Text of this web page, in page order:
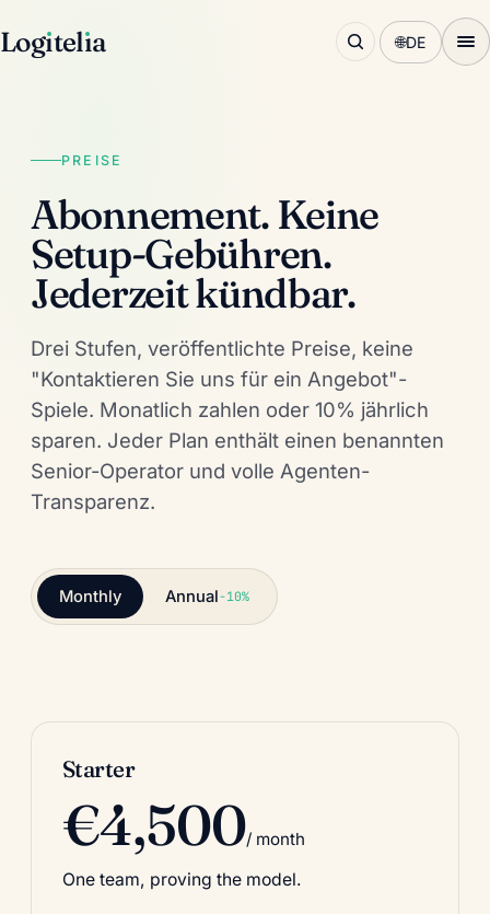
Logıtelıa 🌐DE
PREISE
Abonnement. Keine
Setup-Gebühren.
Jederzeit kündbar.
Drei Stufen, veröffentlichte Preise, keine
"Kontaktieren Sie uns für ein Angebot"-
Spiele. Monatlich zahlen oder 10% jährlich
sparen. Jeder Plan enthält einen benannten
Senior-Operator und volle Agenten-
Transparenz.
Monthly Annual−10%
Starter
€4,500/ month
One team, proving the model.